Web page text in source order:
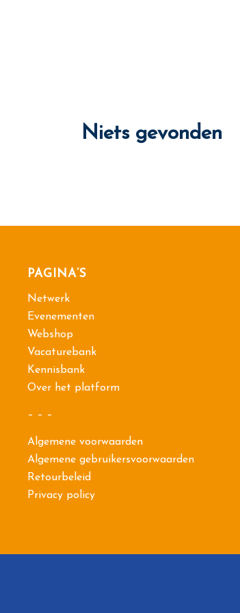
Niets gevonden
PAGINA’S
Netwerk
Evenementen
Webshop
Vacaturebank
Kennisbank
Over het platform
– – –
Algemene voorwaarden
Algemene gebruikersvoorwaarden
Retourbeleid
Privacy policy